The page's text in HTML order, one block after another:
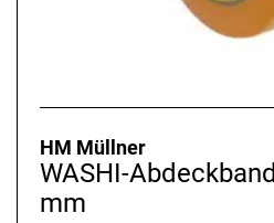
HM Müllner
WASHI-
mm